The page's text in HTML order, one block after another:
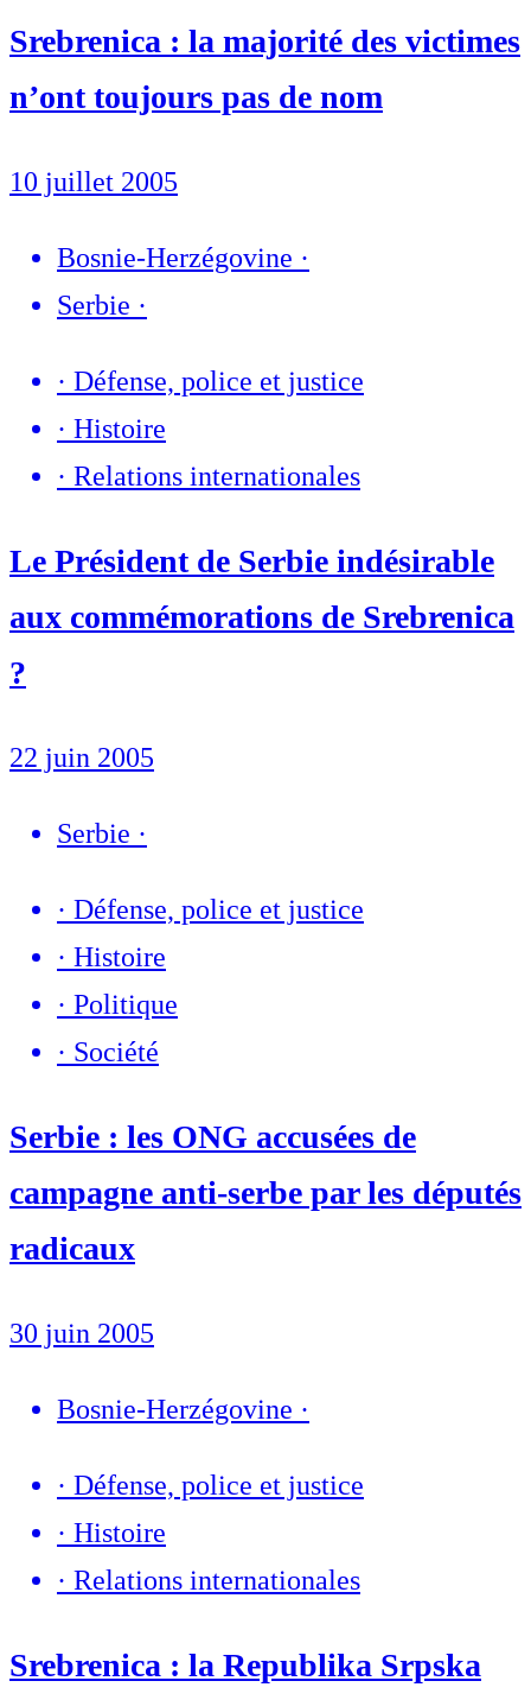
Srebrenica : la majorité des victimes
n’ont toujours pas de nom
10 juillet 2005
Bosnie-Herzégovine ·
Serbie ·
· Défense, police et justice
· Histoire
· Relations internationales
Le Président de Serbie indésirable
aux commémorations de Srebrenica
?
22 juin 2005
Serbie ·
· Défense, police et justice
· Histoire
· Politique
· Société
Serbie : les ONG accusées de
campagne anti-serbe par les députés
radicaux
30 juin 2005
Bosnie-Herzégovine ·
· Défense, police et justice
· Histoire
· Relations internationales
Srebrenica : la Republika Srpska